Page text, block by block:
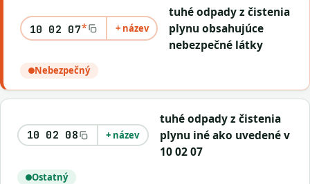
10 02 07* + název
tuhé odpady z čistenia
plynu obsahujúce
nebezpečné látky
Nebezpečný
10 02 08 + název
tuhé odpady z čistenia
plynu iné ako uvedené v
10 02 07
Ostatný